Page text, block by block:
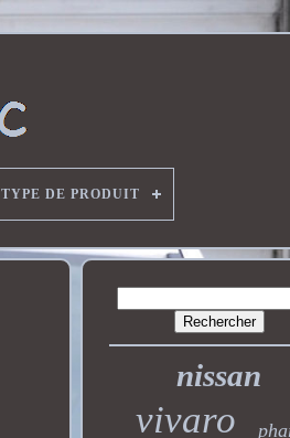
TYPE DE PRODUIT
nissan
vivaro